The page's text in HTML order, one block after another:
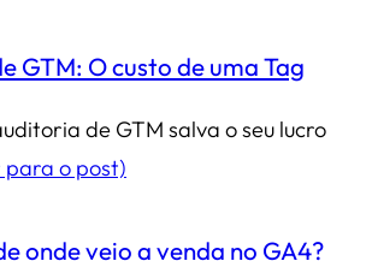
GTM: O custo de uma Tag
de GTM salva o seu lucro
para o post)
onde veio a venda no GA4?